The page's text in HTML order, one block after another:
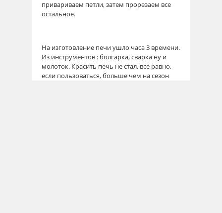
привариваем петли, затем прорезаем все
остальное.
На изготовление печи ушло часа 3 времени.
Из инструментов : болгарка, сварка ну и
молоток. Красить печь не стал, все равно,
если пользоваться, больше чем на сезон